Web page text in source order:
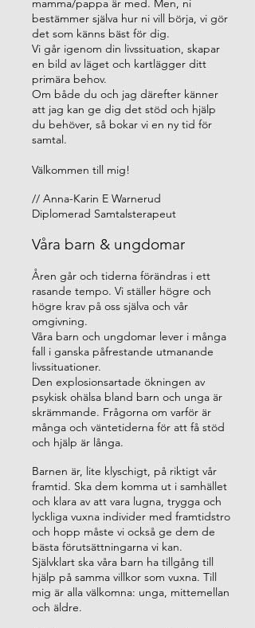
mamma/pappa är med. Men, ni
bestämmer själva hur ni vill börja, vi gör
det som känns bäst för dig.
Vi går igenom din livssituation, skapar
en bild av läget och kartlägger ditt
primära behov.
Om både du och jag därefter känner
att jag kan ge dig det stöd och hjälp
du behöver, så bokar vi en ny tid för
samtal.
Välkommen till mig!
// Anna-Karin E Warnerud
Diplomerad Samtalsterapeut
Våra barn & ungdomar
Åren går och tiderna förändras i ett
rasande tempo. Vi ställer högre och
högre krav på oss själva och vår
omgivning.
Våra barn och ungdomar lever i många
fall i ganska påfrestande utmanande
livssituationer.
Den explosionsartade ökningen av
psykisk ohälsa bland barn och unga är
skrämmande. Frågorna om varför är
många och väntetiderna för att få stöd
och hjälp är långa.
Barnen är, lite klyschigt, på riktigt vår
framtid. Ska dem komma ut i samhället
och klara av att vara lugna, trygga och
lyckliga vuxna individer med framtidstro
och hopp måste vi också ge dem de
bästa förutsättningarna vi kan.
Självklart ska våra barn ha tillgång till
hjälp på samma villkor som vuxna. Till
mig är alla välkomna: unga, mittemellan
och äldre.